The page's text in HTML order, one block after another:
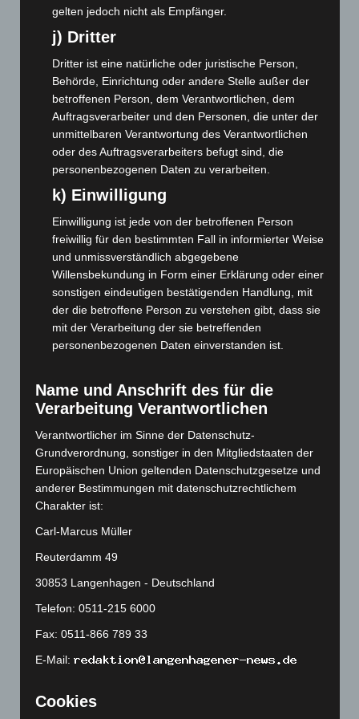
Mai 2024
(149)
April 2024 (102)
Februar 2024 (103)
Januar 2024(111)
Dezember 2023(130)
November 2023(130)
Oktober 2023(114)
September 2023(133)
August 2023(134)
Juli 2023(118)
Juni 2023(142)
Mai 2023(139)
April 2023(155)
März 2023(174)
Januar 2023(140)
Dezember 2022(130)
November 2022(167)
Oktober 2022(166)
September 2022(205)
August 2022(166)
Juli 2022(133)
Juni 2022(167)
Mai 2022(177)
April 2022(198)
März 2022(221)
Februar 2022(189)
Dezember 2021
gelten jedoch nicht als Empfänger.
j) Dritter
Dritter ist eine natürliche oder juristische Person,
Behörde, Einrichtung oder andere Stelle außer der
betroffenen Person, dem Verantwortlichen, dem
Auftragsverarbeiter und den Personen, die unter der
unmittelbaren Verantwortung des Verantwortlichen
oder des Auftragsverarbeiters befugt sind, die
personenbezogenen Daten zu verarbeiten.
k) Einwilligung
Einwilligung ist jede von der betroffenen Person
freiwillig für den bestimmten Fall in informierter Weise
und unmissverständlich abgegebene
Willensbekundung in Form einer Erklärung oder einer
sonstigen eindeutigen bestätigenden Handlung, mit
der die betroffene Person zu verstehen gibt, dass sie
mit der Verarbeitung der sie betreffenden
personenbezogenen Daten einverstanden ist.
Name und Anschrift des für die
Verarbeitung Verantwortlichen
Verantwortlicher im Sinne der Datenschutz-
Grundverordnung, sonstiger in den Mitgliedstaaten der
Europäischen Union geltenden Datenschutzgesetze und
anderer Bestimmungen mit datenschutzrechtlichem
Charakter ist:
Carl-Marcus Müller
Reuterdamm 49
30853 Langenhagen - Deutschland
Telefon: 0511-215 6000
Fax: 0511-866 789 33
E-Mail:
Cookies